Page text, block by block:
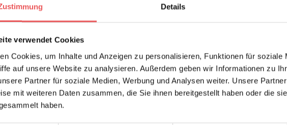
Details
verwendet Cookies
Cookies, um Inhalte und Anzeigen zu personalisieren, Funktionen für soziale
auf unsere Website zu analysieren. Außerdem geben wir Informationen zu
Partner für soziale Medien, Werbung und Analysen weiter. Unsere
mit weiteren Daten zusammen, die Sie ihnen bereitgestellt haben oder die
haben.
Produkt? Frage stellen +49 (0)221 932 81 82